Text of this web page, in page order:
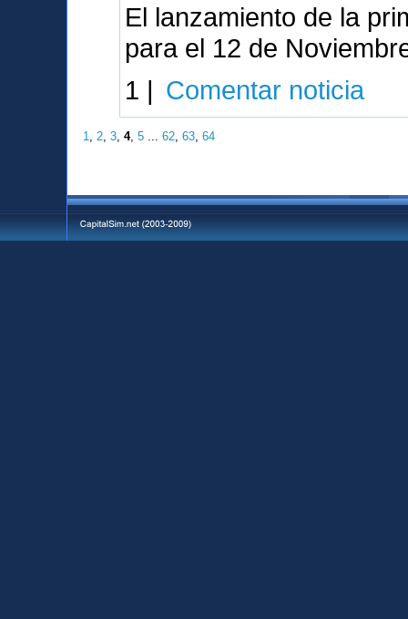
El lanzamiento de la
para el 12 de
1 | Comentar noticia
1,2,3,4,5 ...62,63,64